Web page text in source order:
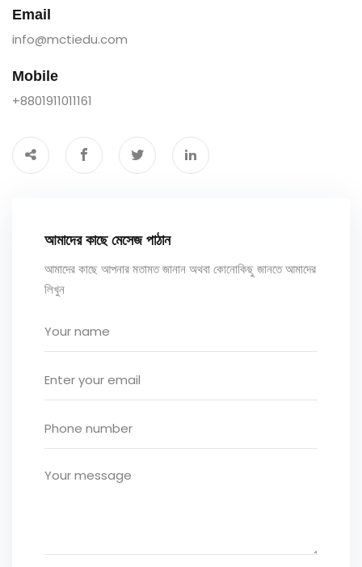
Email
info@mctiedu.com
Mobile
+8801911011161
আমাদের কাছে মেসেজ পাঠান
আমাদের কাছে আপনার মতামত জানান অথবা কোনোকিছু জানতে আমাদের
লিখুন